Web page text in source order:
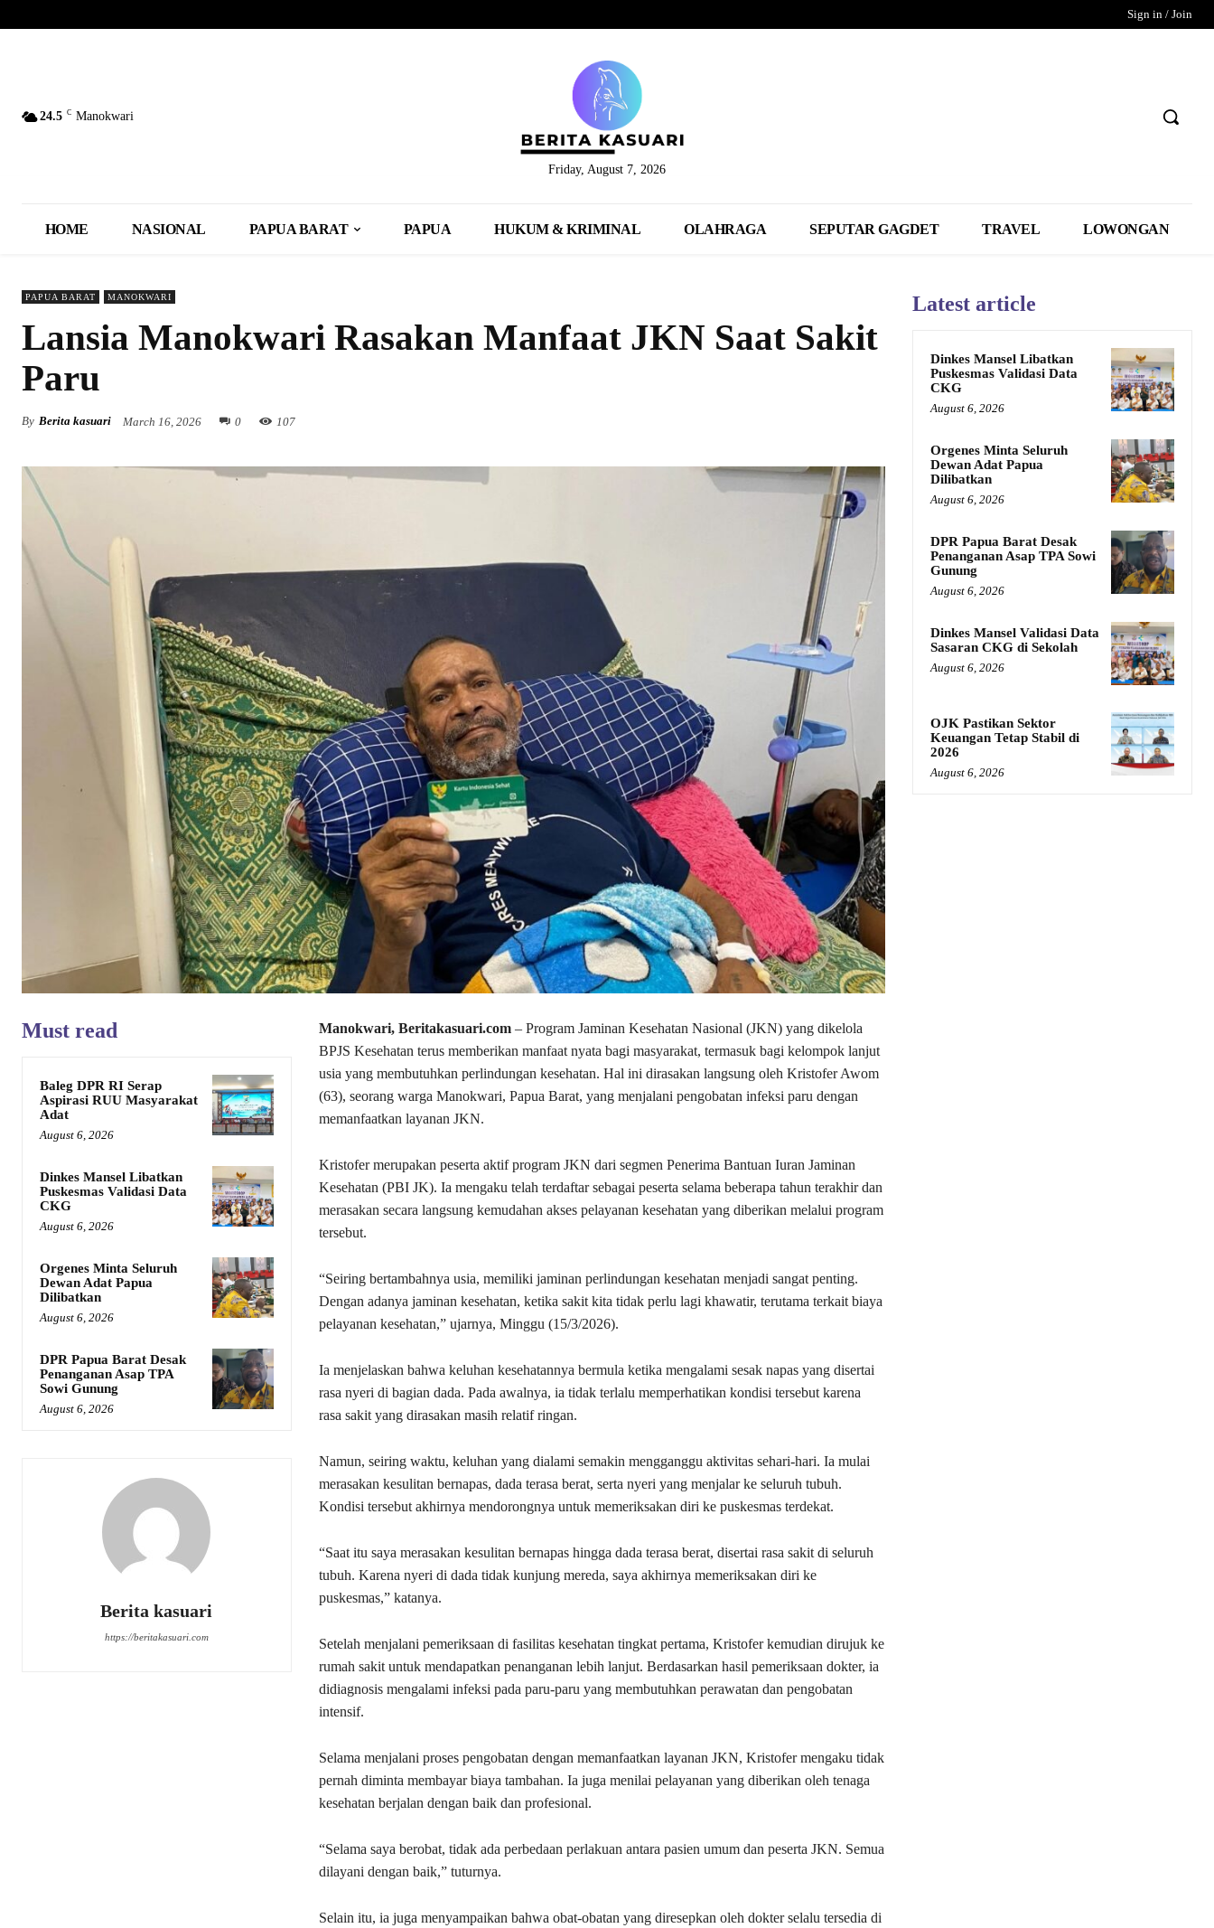
Sign in / Join
24.5 C Manokwari
Friday, August 7, 2026
HOME NASIONAL PAPUA BARAT PAPUA HUKUM & KRIMINAL OLAHRAGA SEPUTAR GAGDET TRAVEL LOWONGAN
PAPUA BARAT MANOKWARI
Lansia Manokwari Rasakan Manfaat JKN Saat Sakit
Paru
By Berita kasuari March 16, 2026 0 107
Must read
Baleg DPR RI Serap
Aspirasi RUU Masyarakat
Adat
August 6, 2026
Dinkes Mansel Libatkan
Puskesmas Validasi Data
CKG
August 6, 2026
Orgenes Minta Seluruh
Dewan Adat Papua
Dilibatkan
August 6, 2026
DPR Papua Barat Desak
Penanganan Asap TPA
Sowi Gunung
August 6, 2026
Berita kasuari
https://beritakasuari.com
Manokwari, Beritakasuari.com– Program Jaminan Kesehatan Nasional (JKN) yang dikelola
BPJS Kesehatan terus memberikan manfaat nyata bagi masyarakat, termasuk bagi kelompok lanjut
usia yang membutuhkan perlindungan kesehatan. Hal ini dirasakan langsung oleh Kristofer Awom
(63), seorang warga Manokwari, Papua Barat, yang menjalani pengobatan infeksi paru dengan
memanfaatkan layanan JKN.
Kristofer merupakan peserta aktif program JKN dari segmen Penerima Bantuan Iuran Jaminan
Kesehatan (PBI JK). Ia mengaku telah terdaftar sebagai peserta selama beberapa tahun terakhir dan
merasakan secara langsung kemudahan akses pelayanan kesehatan yang diberikan melalui program
tersebut.
“Seiring bertambahnya usia, memiliki jaminan perlindungan kesehatan menjadi sangat penting.
Dengan adanya jaminan kesehatan, ketika sakit kita tidak perlu lagi khawatir, terutama terkait biaya
pelayanan kesehatan,” ujarnya, Minggu (15/3/2026).
Ia menjelaskan bahwa keluhan kesehatannya bermula ketika mengalami sesak napas yang disertai
rasa nyeri di bagian dada. Pada awalnya, ia tidak terlalu memperhatikan kondisi tersebut karena
rasa sakit yang dirasakan masih relatif ringan.
Namun, seiring waktu, keluhan yang dialami semakin mengganggu aktivitas sehari-hari. Ia mulai
merasakan kesulitan bernapas, dada terasa berat, serta nyeri yang menjalar ke seluruh tubuh.
Kondisi tersebut akhirnya mendorongnya untuk memeriksakan diri ke puskesmas terdekat.
“Saat itu saya merasakan kesulitan bernapas hingga dada terasa berat, disertai rasa sakit di seluruh
tubuh. Karena nyeri di dada tidak kunjung mereda, saya akhirnya memeriksakan diri ke
puskesmas,” katanya.
Setelah menjalani pemeriksaan di fasilitas kesehatan tingkat pertama, Kristofer kemudian dirujuk ke
rumah sakit untuk mendapatkan penanganan lebih lanjut. Berdasarkan hasil pemeriksaan dokter, ia
didiagnosis mengalami infeksi pada paru-paru yang membutuhkan perawatan dan pengobatan
intensif.
Selama menjalani proses pengobatan dengan memanfaatkan layanan JKN, Kristofer mengaku tidak
pernah diminta membayar biaya tambahan. Ia juga menilai pelayanan yang diberikan oleh tenaga
kesehatan berjalan dengan baik dan profesional.
“Selama saya berobat, tidak ada perbedaan perlakuan antara pasien umum dan peserta JKN. Semua
dilayani dengan baik,” tuturnya.
Selain itu, ia juga menyampaikan bahwa obat-obatan yang diresepkan oleh dokter selalu tersedia di
Latest article
Dinkes Mansel Libatkan
Puskesmas Validasi Data
CKG
August 6, 2026
Orgenes Minta Seluruh
Dewan Adat Papua
Dilibatkan
August 6, 2026
DPR Papua Barat Desak
Penanganan Asap TPA Sowi
Gunung
August 6, 2026
Dinkes Mansel Validasi Data
Sasaran CKG di Sekolah
August 6, 2026
OJK Pastikan Sektor
Keuangan Tetap Stabil di
2026
August 6, 2026